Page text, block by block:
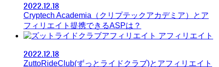
2022.12.18
Cryptech Academia（クリプテックアカデミア）とア
フィリエイト提携できるASPは？
アフィリエイト
2022.12.18
ZuttoRideClub(ずっとライドクラブ)とアフィリエイト